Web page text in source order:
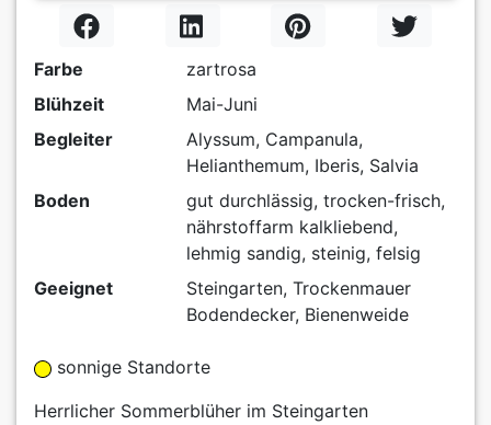
Farbe
zartrosa
Blühzeit
Mai-Juni
Begleiter
Alyssum, Campanula,
Helianthemum, Iberis, Salvia
Boden
gut durchlässig, trocken-frisch,
nährstoffarm kalkliebend,
lehmig sandig, steinig, felsig
Geeignet
Steingarten, Trockenmauer
Bodendecker, Bienenweide
sonnige Standorte
Herrlicher Sommerblüher im Steingarten